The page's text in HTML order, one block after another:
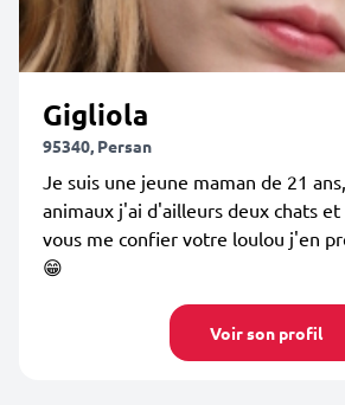
Gigliola
95340, Persan
Je suis une jeune maman de 21
animaux j'ai d'ailleurs deux chats et
vous me confier votre loulou j'en
😁
Voir son profil